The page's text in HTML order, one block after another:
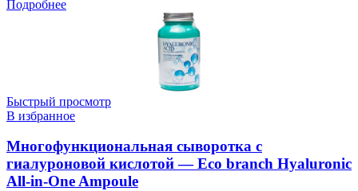
Подробнее
Быстрый просмотр
В избранное
Многофункциональная сыворотка с
гиалуроновой кислотой — Eco branch Hyaluronic
All-in-One Ampoule